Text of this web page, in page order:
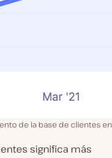
de la base de clientes
significa más